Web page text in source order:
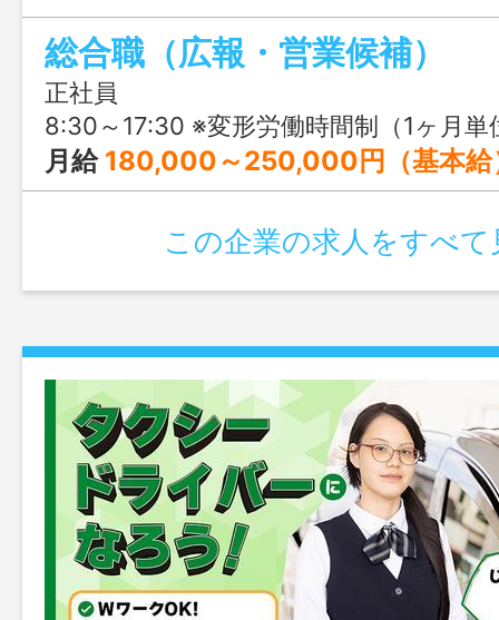
的に働くことができます。未経験からリ
を目指せる教育体制が整っています！決
欠勤なしで2万円の手当など福利厚生も充
なので、お気軽にご応募ください！
総合職（広報・営業候補）
正社員
8:30～17:30 ※変形労働時間制（1ヶ月単
月給 180,000～250,000円（基本給
この企業の求人をすべて